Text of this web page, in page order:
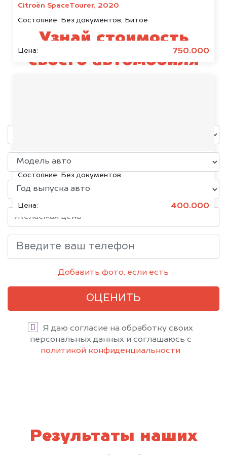
Citroën SpaceTourer, 2020
Состояние: Без документов, Битое
Цена: 750.000
Volkswagen Jetta, 2015
Состояние: Без документов
Цена: 400.000
Узнай стоимость
своего автомобиля
Добавить фото, если есть
ОЦЕНИТЬ
Я даю согласие на обработку своих
персональных данных и соглашаюсь с
политикой конфиденциальности
Результаты наших